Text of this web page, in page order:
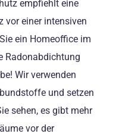
empfiehlt eine
vor einer intensiven
ein Homeoffice im
Radonabdichtung
Wir verwenden
und setzen
sehen, es gibt mehr
vor der